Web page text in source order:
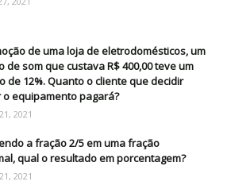
de uma loja de eletrodomésticos, um
de som que custava R$ 400,00 teve um
de 12%. Quanto o cliente que decidir
o equipamento pagará?
2021
a fração 2/5 em uma fração
qual o resultado em porcentagem?
2021